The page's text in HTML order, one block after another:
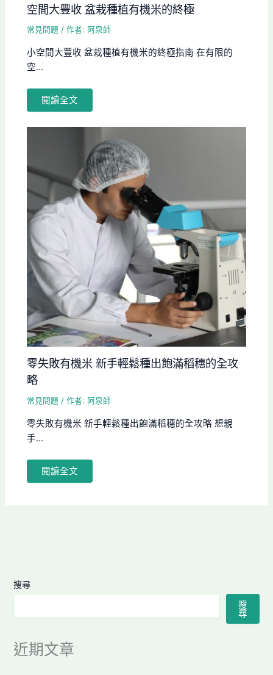
空間大豐收 盆栽種植有機米的終極
常見問題 / 作者: 阿泉師
小空間大豐收 盆栽種植有機米的終極指南 在有限的
空...
閱讀全文
零失敗有機米 新手輕鬆種出飽滿稻穗的全攻
略
常見問題 / 作者: 阿泉師
零失敗有機米 新手輕鬆種出飽滿稻穗的全攻略 想親
手...
閱讀全文
搜尋
搜
尋
近期文章